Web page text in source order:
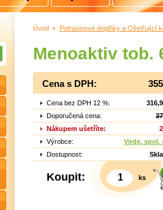
Úvod > Potravinové doplňky a Ošetřující
Menoaktiv tob.
Cena s DPH:
Cena bez DPH 12 %:
Doporučená cena:
Nákupem ušetříte:
Výrobce:
Virde, spol.
Dostupnost:
Koupit: ks